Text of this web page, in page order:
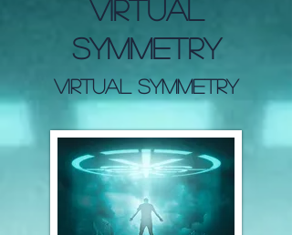
Virtual
Symmetry
Virtual Symmetry